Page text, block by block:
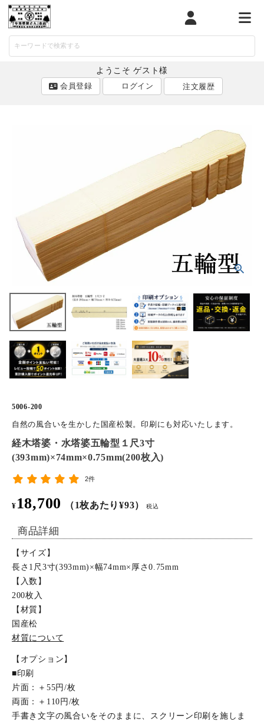
マイページカート メニ
ようこそ ゲスト様
会員登録
ログイン 注文履歴
ログイン 会員登録
ホーム
商品から探す
会員メニュー
お問い合わせ
よみもの
特定商取引法について
お問い合わせ
5006-200
自然の風合いを生かした国産松製。印刷にも対応いたします。
経木塔婆・水塔婆五輪型１尺3寸
(393mm)×74mm×0.75mm(200枚入)
2件
¥ 18,700 （1枚あたり¥93） 税込
商品詳細
【サイズ】
長さ1尺3寸(393mm)×幅74mm×厚さ0.75mm
【入数】
200枚入
【材質】
国産松
材質について
【オプション】
■印刷
片面：＋55円/枚
両面：＋110円/枚
手書き文字の風合いをそのままに、スクリーン印刷を施しま